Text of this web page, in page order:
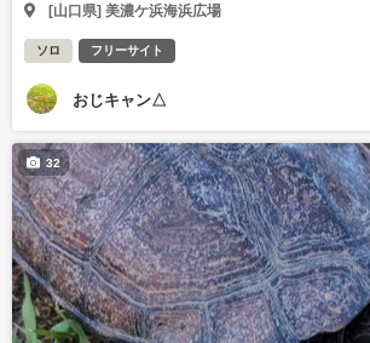
[山口県] 美濃ケ浜海浜広場
ソロ フリーサイト
おじキャン△
32